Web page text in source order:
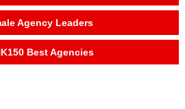
Agency Leaders
Best Agencies